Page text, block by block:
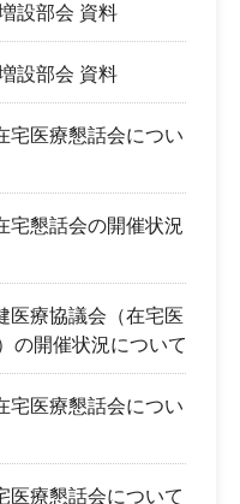
設部会 資料
設部会 資料
宅医療懇話会につい
宅懇話会の開催状況
医療協議会（在宅医
の開催状況について
宅医療懇話会につい
医療懇話会について